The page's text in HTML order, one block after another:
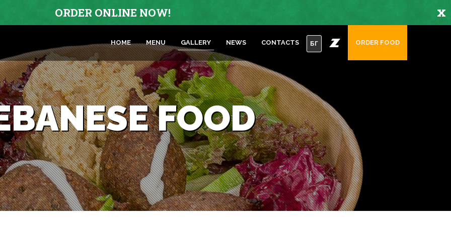
x
ORDER ONLINE NOW!
HOME MENU GALLERY NEWS CONTACTS БГ ORDER FOOD
FOOD